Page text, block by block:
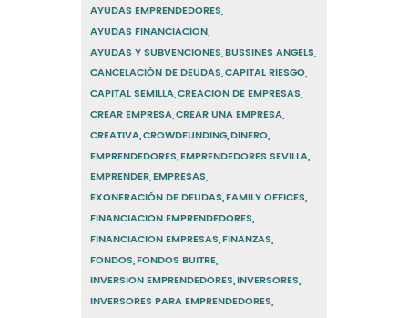
AYUDAS EMPRENDEDORES
AYUDAS FINANCIACION
AYUDAS Y SUBVENCIONES BUSSINES ANGELS
CANCELACIÓN DE DEUDAS CAPITAL RIESGO
CAPITAL SEMILLA CREACION DE EMPRESAS
CREAR EMPRESA CREAR UNA EMPRESA
CREATIVA CROWDFUNDING DINERO
EMPRENDEDORES EMPRENDEDORES SEVILLA
EMPRENDER EMPRESAS
EXONERACIÓN DE DEUDAS FAMILY OFFICES
FINANCIACION EMPRENDEDORES
FINANCIACION EMPRESAS FINANZAS
FONDOS FONDOS BUITRE
INVERSION EMPRENDEDORES INVERSORES
INVERSORES PARA EMPRENDEDORES